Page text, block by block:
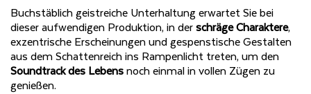
Buchstäblich geistreiche Unterhaltung erwartet Sie bei
dieser aufwendigen Produktion, in derschräge Charaktere,
exzentrische Erscheinungen und gespenstische Gestalten
aus dem Schattenreich ins Rampenlicht treten, um den
Soundtrack des Lebensnoch einmal in vollen Zügen zu
genießen.